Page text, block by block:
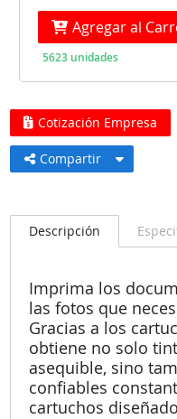
Agregar al
5623 unidades
Cotización Empresa
Compartir
Descripción
Imprima los
las fotos que
Gracias a los
obtiene no solo
asequible, sino
confiables
cartuchos